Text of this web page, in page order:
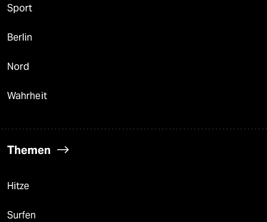
Sport
Berlin
Nord
Wahrheit
Themen
Hitze
Surfen